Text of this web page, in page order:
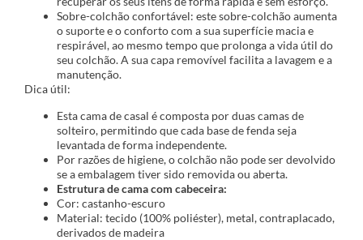
Sobre-colchão confortável: este sobre-colchão aumenta
o suporte e o conforto com a sua superfície macia e
respirável, ao mesmo tempo que prolonga a vida útil do
seu colchão. A sua capa removível facilita a lavagem e a
manutenção.
Dica útil:
Esta cama de casal é composta por duas camas de
solteiro, permitindo que cada base de fenda seja
levantada de forma independente.
Por razões de higiene, o colchão não pode ser devolvido
se a embalagem tiver sido removida ou aberta.
Estrutura de cama com cabeceira:
Cor: castanho-escuro
Material: tecido (100% poliéster), metal, contraplacado,
derivados de madeira